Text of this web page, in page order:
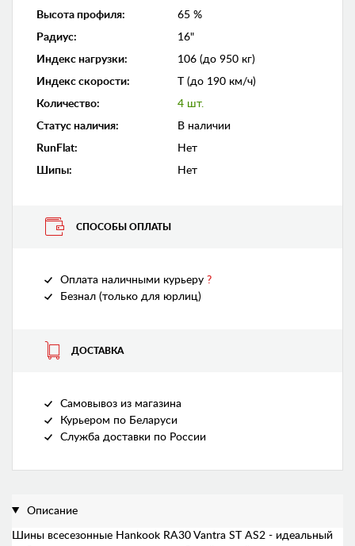
Высота профиля:
65 %
Радиус:
16"
Индекс нагрузки:
106 (до 950 кг)
Индекс скорости:
T (до 190 км/ч)
Количество:
4 шт.
Статус наличия:
В наличии
RunFlat:
Нет
Шипы: Нет
СПОСОБЫ ОПЛАТЫ
Оплата наличными курьеру ?
Безнал (только для юрлиц)
ДОСТАВКА
Самовывоз из магазина
Курьером по Беларуси
Служба доставки по России
Описание
Шины всесезонные Hankook RA30 Vantra ST AS2 - идеальный